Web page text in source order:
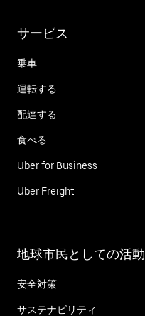
サービス
乗車
運転する
配達する
食べる
Uber for Business
Uber Freight
地球市民としての活動
安全対策
サステナビリティ